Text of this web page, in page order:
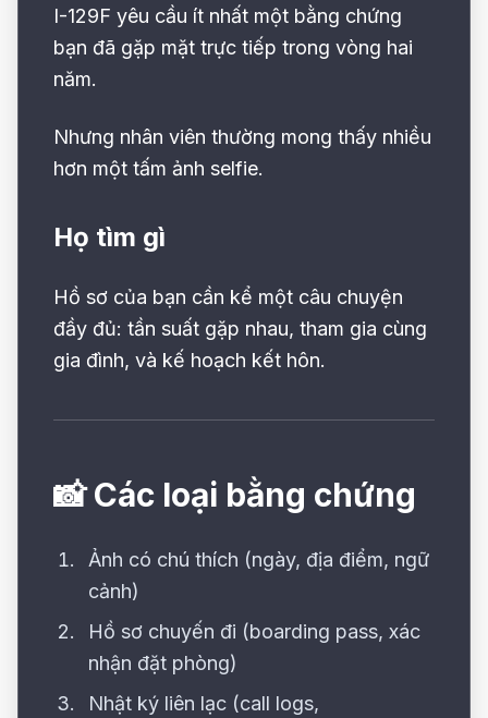
I-129F yêu cầu ít nhất một bằng chứng
bạn đã gặp mặt trực tiếp trong vòng hai
năm.
Nhưng nhân viên thường mong thấy nhiều
hơn một tấm ảnh selfie.
Họ tìm gì
Hồ sơ của bạn cần kể một câu chuyện
đầy đủ: tần suất gặp nhau, tham gia cùng
gia đình, và kế hoạch kết hôn.
📸 Các loại bằng chứng
Ảnh có chú thích (ngày, địa điểm, ngữ
cảnh)
Hồ sơ chuyến đi (boarding pass, xác
nhận đặt phòng)
Nhật ký liên lạc (call logs,